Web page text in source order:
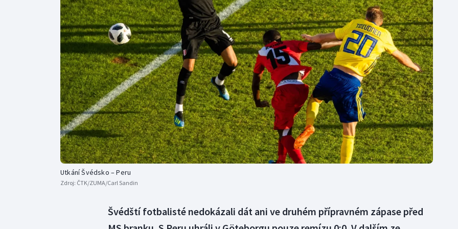
Curling
Dostihy
Florbal
Futsal
Golf
Gymnastika
Moderní pětiboj
Motorsport
Olympijské hry
Parasport
Plavání
Plážový volejbal
Triatlon
Veslování
Vodní slalom
Volejbal
Ostatní
Utkání Švédsko – Peru
Zdroj: ČTK/ZUMA/Carl Sandin
Švédští fotbalisté nedokázali dát ani ve druhém přípravném zápase před